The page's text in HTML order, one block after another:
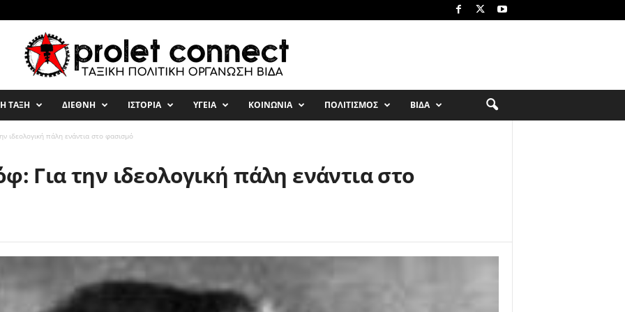
ΤΑΞΗ ΔΙΕΘΝΗ ΙΣΤΟΡΙΑ ΥΓΕΙΑ ΚΟΙΝΩΝΙΑ ΠΟΛΙΤΙΣΜΟΣ ΒΙΔΑ
ιδεολογική πάλη ενάντια στο φασισμό
Για την ιδεολογική πάλη ενάντια στο